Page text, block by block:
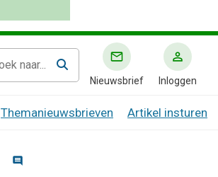
Nieuwsbrief Inloggen
Themanieuwsbrieven Artikel insturen